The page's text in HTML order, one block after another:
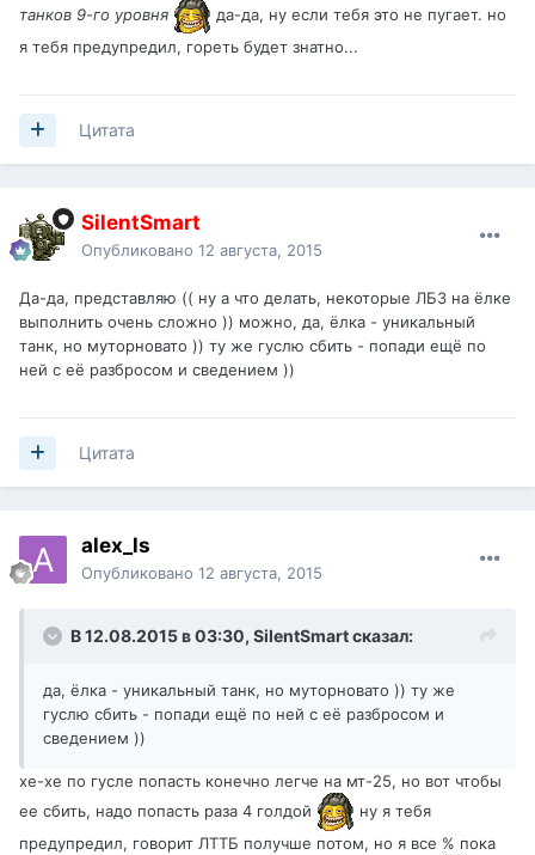
танков 9-го уровня
да-да, ну если тебя это не пугает. но
я тебя предупредил, гореть будет знатно...
Цитата
SilentSmart
Опубликовано 12 августа, 2015
Да-да, представляю (( ну а что делать, некоторые ЛБЗ на ёлке
выполнить очень сложно )) можно, да, ёлка - уникальный
танк, но муторновато )) ту же гуслю сбить - попади ещё по
ней с её разбросом и сведением ))
Цитата
alex_ls
Опубликовано 12 августа, 2015
В 12.08.2015 в 03:30, SilentSmartсказал:
да, ёлка - уникальный танк, но муторновато )) ту же
гуслю сбить - попади ещё по ней с её разбросом и
сведением ))
хе-хе по гусле попасть конечно легче на мт-25, но вот чтобы
ее сбить, надо попасть раза 4 голдой
ну я тебя
предупредил, говорит ЛТТБ получше потом, но я все % пока